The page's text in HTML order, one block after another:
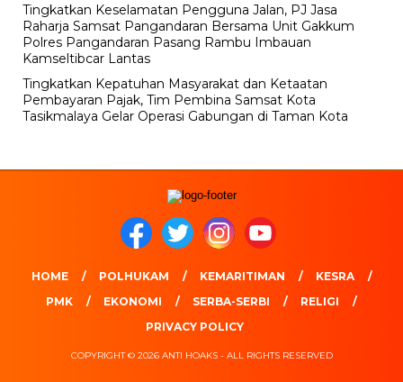
Tingkatkan Keselamatan Pengguna Jalan, PJ Jasa
Raharja Samsat Pangandaran Bersama Unit Gakkum
Polres Pangandaran Pasang Rambu Imbauan
Kamseltibcar Lantas
Tingkatkan Kepatuhan Masyarakat dan Ketaatan
Pembayaran Pajak, Tim Pembina Samsat Kota
Tasikmalaya Gelar Operasi Gabungan di Taman Kota
HOME POLHUKAM KEMARITIMAN
KESRA
PMK
EKONOMI SERBA-SERBI
RELIGI
PRIVACY POLICY
COPYRIGHT © 2026 ANTI HOAKS - ALL RIGHTS RESERVED